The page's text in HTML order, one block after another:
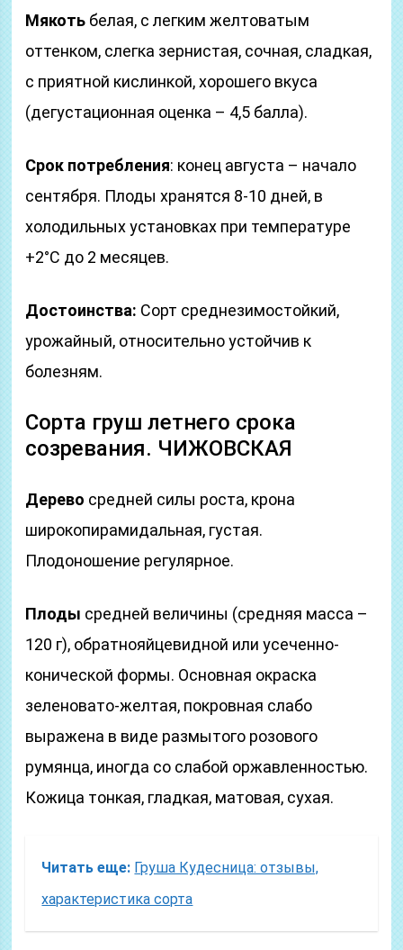
Мякоть белая, с легким желтоватым
оттенком, слегка зернистая, сочная, сладкая,
с приятной кислинкой, хорошего вкуса
(дегустационная оценка – 4,5 балла).
Срок потребления: конец августа – начало
сентября. Плоды хранятся 8-10 дней, в
холодильных установках при температуре
+2°С до 2 месяцев.
Достоинства: Сорт среднезимостойкий,
урожайный, относительно устойчив к
болезням.
Сорта груш летнего срока
созревания. ЧИЖОВСКАЯ
Дерево средней силы роста, крона
широкопирамидальная, густая.
Плодоношение регулярное.
Плоды средней величины (средняя масса –
120 г), обратнояйцевидной или усеченно-
конической формы. Основная окраска
зеленовато-желтая, покровная слабо
выражена в виде размытого розового
румянца, иногда со слабой оржавленностью.
Кожица тонкая, гладкая, матовая, сухая.
Читать еще: Груша Кудесница: отзывы,
характеристика сорта